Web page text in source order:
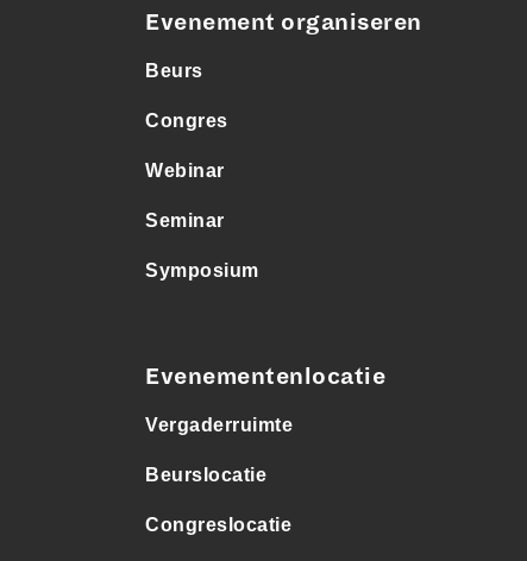
Evenement organiseren
Beurs
Congres
Webinar
Seminar
Symposium
Evenementenlocatie
Vergaderruimte
Beurslocatie
Congreslocatie